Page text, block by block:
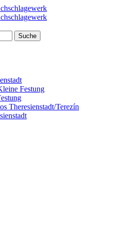
Suche
Festung
Theresienstadt/Terezín